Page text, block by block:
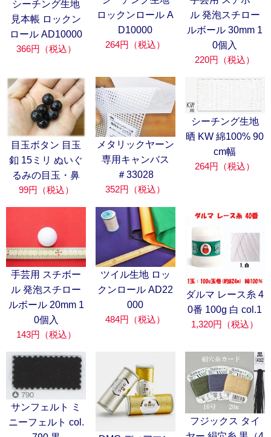
シーチング生地
見本帳 ロックン
ロール AD10000
366円（税込）
ロックンロール A
D10000
264円（税込）
ル 発泡スチロー
ルボール 30mm 1
0個入
220円（税込）
目玉ボタン 目玉
釦 15ミリ ぬいぐ
るみの目玉・鼻
99円（税込）
メタリックヤーン
専用キャンバス
＃33028
352円（税込）
シーチング生地
晒 KW 綿100% 90
cm幅
264円（税込）
手芸用 スチボー
ル 発泡スチロー
ルボール 20mm 1
0個入
143円（税込）
ツイル生地 ロッ
クンロール AD22
000
484円（税込）
ダルマ レース糸 4
0番 100g 白 col.1
1,320円（税込）
サンフェルト ミ
ニーフェルト col.
フジックス タイ